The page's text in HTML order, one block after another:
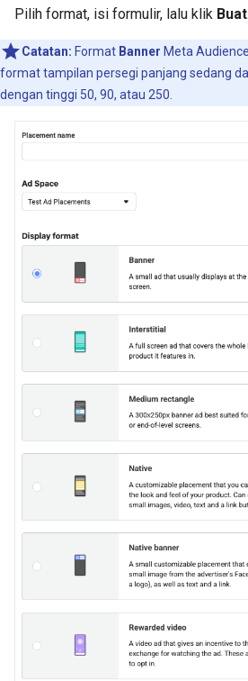
Pilih format, isi formulir, lalu klik Buat
Catatan: Format Banner Meta
format tampilan persegi panjang sedang
dengan tinggi 50, 90, atau 250.